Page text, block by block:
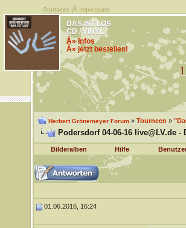
Startseite |Â Impressum
DAS IST LOS
CD / VINYL
Â» Infos
Â» jetzt bestellen!
Herbert Grönemeyer Forum» Tourneen »
Podersdorf 04-06-16 live@LV.de
Bilderalben Hilfe
01.06.2016, 16:24